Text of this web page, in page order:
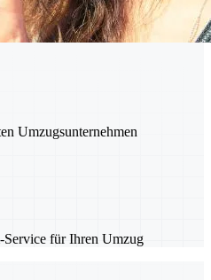
Umzugsunternehmen
für Ihren Umzug